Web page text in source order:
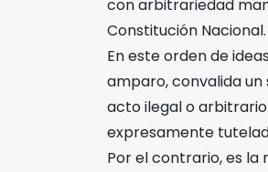
con arbitrariedad
Constitución Nacional.
En este orden de
amparo, convalida
acto ilegal o
expresamente
Por el contrario, es